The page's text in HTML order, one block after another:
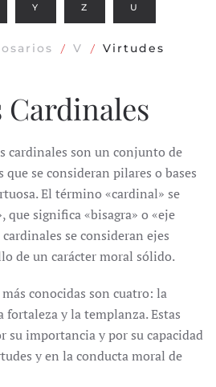
Y Z U
V
Virtudes
cardinales son un conjunto de
se consideran pilares o bases
El término «cardinal» se
que significa «bisagra» o «eje
se consideran ejes
de un carácter moral sólido.
conocidas son cuatro: la
y la templanza. Estas
su importancia y por su capacidad
y en la conducta moral de